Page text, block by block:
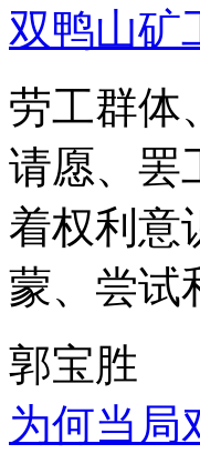
双鸭山矿
劳工群体
请愿、罢
着权利意
蒙、尝试
郭宝胜
为何当局